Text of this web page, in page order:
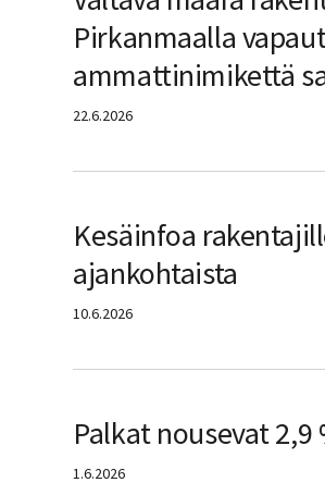
Pirkanmaalla
ammattinimikettä
22.6.2026
Kesäinfoa
ajankohtaista
10.6.2026
Palkat nousevat 2,9
1.6.2026